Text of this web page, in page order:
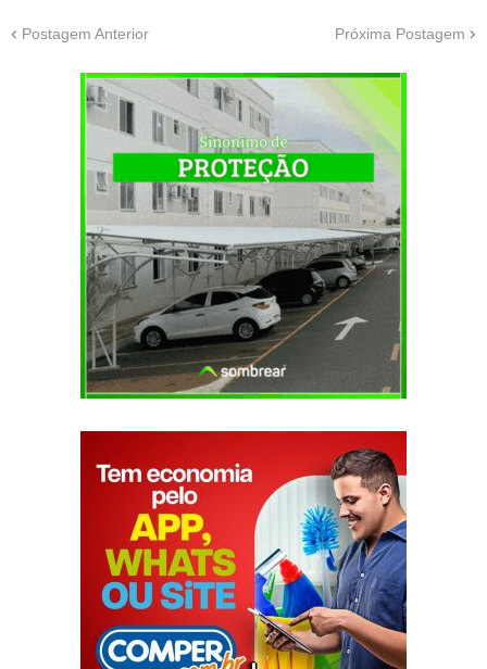
Postagem Anterior Próxima Postagem